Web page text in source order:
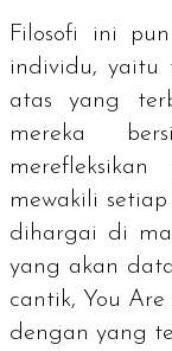
Filosofi ini
individu, yaitu
atas yang
mereka
mewakili
dihargai di
yang akan
cantik, You
dengan yang